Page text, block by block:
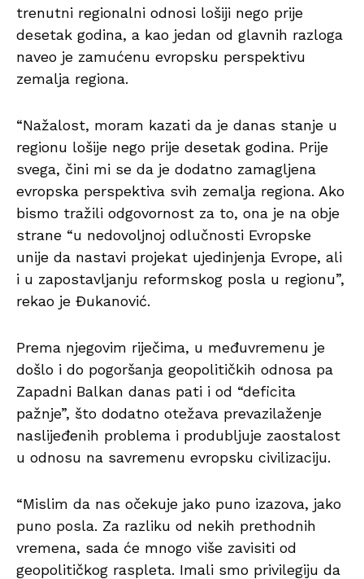
trenutni regionalni odnosi lošiji nego prije
desetak godina, a kao jedan od glavnih razloga
naveo je zamućenu evropsku perspektivu
zemalja regiona.
“Nažalost, moram kazati da je danas stanje u
regionu lošije nego prije desetak godina. Prije
svega, čini mi se da je dodatno zamagljena
evropska perspektiva svih zemalja regiona. Ako
bismo tražili odgovornost za to, ona je na obje
strane “u nedovoljnoj odlučnosti Evropske
unije da nastavi projekat ujedinjenja Evrope, ali
i u zapostavljanju reformskog posla u regionu”,
rekao je Đukanović.
Prema njegovim riječima, u međuvremenu je
došlo i do pogoršanja geopolitičkih odnosa pa
Zapadni Balkan danas pati i od “deficita
pažnje”, što dodatno otežava prevazilaženje
naslijeđenih problema i produbljuje zaostalost
u odnosu na savremenu evropsku civilizaciju.
“Mislim da nas očekuje jako puno izazova, jako
puno posla. Za razliku od nekih prethodnih
vremena, sada će mnogo više zavisiti od
geopolitičkog raspleta. Imali smo privilegiju da